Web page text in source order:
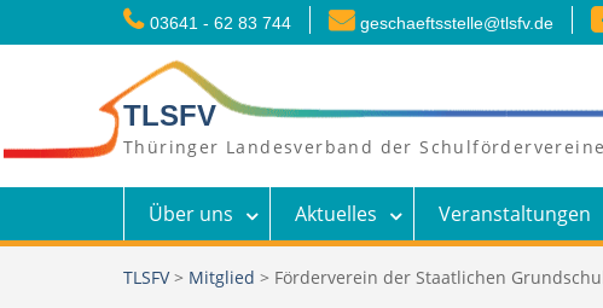
03641 - 62 83 744 geschaeftsstelle@tlsfv.de
TLSFV
Thüringer Landesverband der
Über uns Aktuelles Veranstaltungen
TLSFV> Mitglied > Förderverein der Staatlichen